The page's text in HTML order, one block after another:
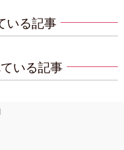
いる記事
いる記事